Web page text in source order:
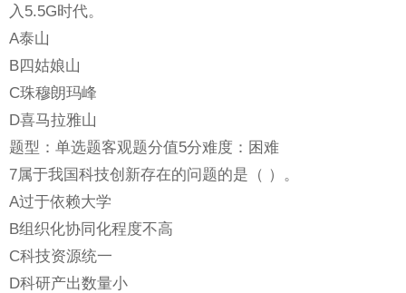
入5.5G时代。
A泰山
B四姑娘山
C珠穆朗玛峰
D喜马拉雅山
题型：单选题客观题分值5分难度：困难
7属于我国科技创新存在的问题的是（ ）。
A过于依赖大学
B组织化协同化程度不高
C科技资源统一
D科研产出数量小